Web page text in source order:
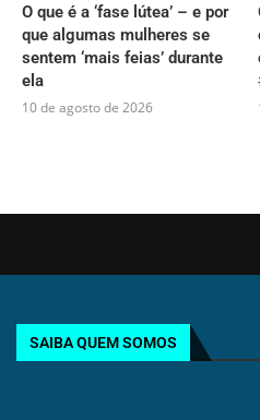
O que é a ‘fase lútea’ – e por
que algumas mulheres se
sentem ‘mais feias’ durante
ela
10 de agosto de 2026
SAIBA QUEM SOMOS